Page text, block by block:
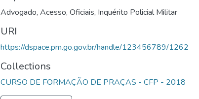
Advogado, Acesso, Oficiais, Inquérito Policial Militar
URI
https://dspace.pm.go.gov.br/handle/123456789/1262
Collections
CURSO DE FORMAÇÃO DE PRAÇAS - CFP - 2018